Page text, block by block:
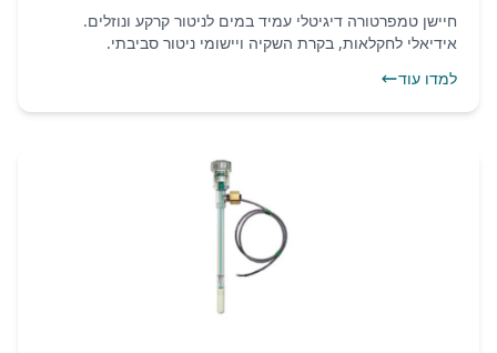
חיישן טמפרטורה דיגיטלי עמיד במים לניטור קרקע ונוזלים.
אידיאלי לחקלאות, בקרת השקיה ויישומי ניטור סביבתי.
למדו עוד